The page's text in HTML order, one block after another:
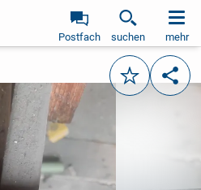
Postfach suchen mehr
Merken